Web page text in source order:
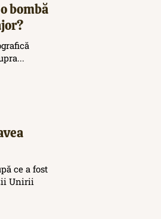
bombă
ce a fost
Unirii